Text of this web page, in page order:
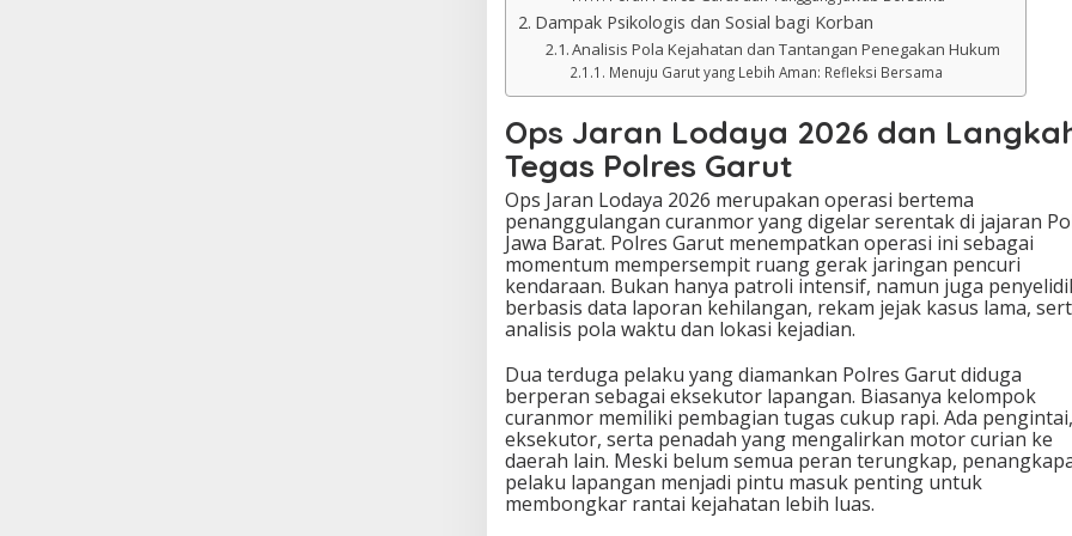
Dampak Psikologis dan Sosial bagi Korban
Analisis Pola Kejahatan dan Tantangan Penegakan Hukum
Menuju Garut yang Lebih Aman: Refleksi Bersama
Ops Jaran Lodaya 2026 dan
Tegas Polres Garut
Ops Jaran Lodaya 2026 merupakan operasi bertema
penanggulangan curanmor yang digelar serentak di jajaran
Jawa Barat. Polres Garut menempatkan operasi ini sebagai
momentum mempersempit ruang gerak jaringan pencuri
kendaraan. Bukan hanya patroli intensif, namun juga
berbasis data laporan kehilangan, rekam jejak kasus lama,
analisis pola waktu dan lokasi kejadian.
Dua terduga pelaku yang diamankan Polres Garut diduga
berperan sebagai eksekutor lapangan. Biasanya kelompok
curanmor memiliki pembagian tugas cukup rapi. Ada pengintai,
eksekutor, serta penadah yang mengalirkan motor curian ke
daerah lain. Meski belum semua peran terungkap,
pelaku lapangan menjadi pintu masuk penting untuk
membongkar rantai kejahatan lebih luas.